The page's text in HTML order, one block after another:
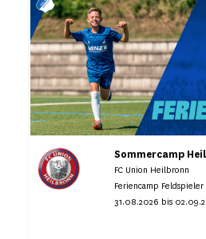
Sommercamp
FC Union Heilbronn
Feriencamp Feldspieler
31.08.2026 bis